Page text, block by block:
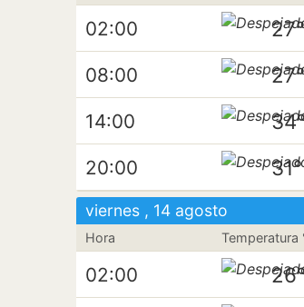
02:00
08:00
14:00
20:00 31°
viernes , 14 agosto
Hora Temperatura
02:00